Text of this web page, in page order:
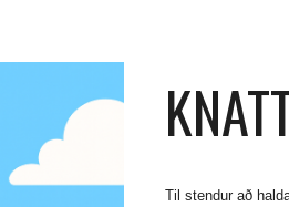
Til stendur að